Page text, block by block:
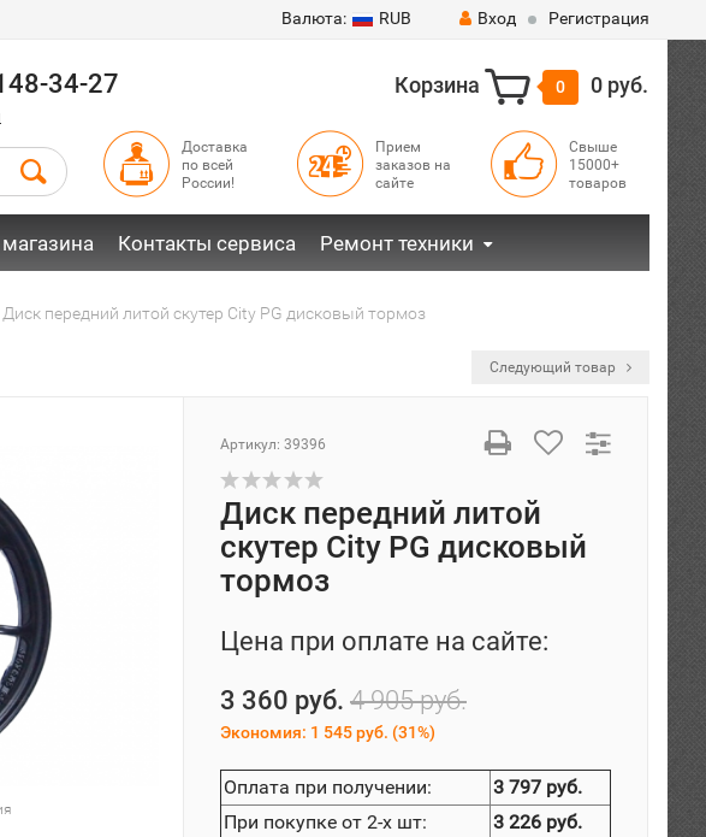
Валюта: RUB Вход Регистрация
34-27 Корзина 0 0 руб.
Доставка
по всей
России!
Прием
заказов на
сайте
Свыше
15000+
товаров
Контакты сервиса Ремонт техники
Диск передний литой скутер City PG дисковый тормоз
Следующий товар
Артикул: 39396
Диск передний литой
скутер City PG дисковый
тормоз
Цена при оплате на сайте:
3 360 руб. 4 905 руб.
Экономия: 1 545 руб. (31%)
Оплата при получении:
3 797 руб.
При покупке от 2-х шт:
3 226 руб.